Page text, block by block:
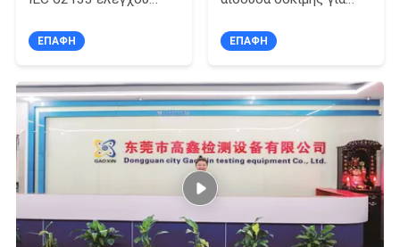
δοκιμής πίεσης
κατάχρησης
ΕΠΑΦΉ
μπαταριών
ΕΠΑΦΉ